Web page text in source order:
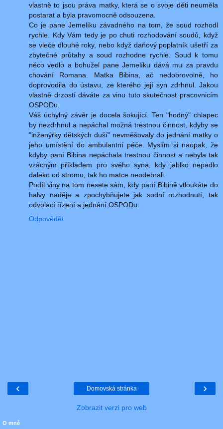
vlastně to jsou práva matky, která se o svoje děti neuměla
postarat a byla pravomocně odsouzena.
Co je pane Jemelíku závadného na tom, že soud rozhodl
rychle. Kdy Vám tedy je po chuti rozhodování soudů, když
se vleče dlouhé roky, nebo když daňový poplatník ušetří za
zbytečné průtahy a soud rozhodne rychle. Soud k tomu
něco vedlo a bohužel pane Jemelíku dává mu za pravdu
chování Romana. Matka Bibina, ač nedobrovolně, ho
doprovodila do ústavu, ze kterého její syn zdrhnul. Jakou
vlastně drzostí dáváte za vinu tuto skutečnost pracovnicím
OSPODu.
Váš úchylný závěr je docela šokující. Ten "hodný" chlapec
by nezdrhnul a nepáchal možná trestnou činnost, kdyby se
"inženýrky dětských duší" nevměšovaly do jednání matky o
jeho umístění do ambulantní péče. Myslím si naopak, že
kdyby paní Bibina nepáchala trestnou činnost a nebyla tak
vzácným příkladem pro svého syna, kdy jablko nepadlo
daleko od stromu, tak ho matce neodebrali.
Podíl viny na tom nesete sám, kdy paní Bibině vtloukáte do
halvy naděje a zpochybňujete jak sodní rozhodnutí, tak
odvolací řízení a jednání OSPODu.
Odpovědět
‹ ›
Domovská stránka
Zobrazit verzi pro web
O mně